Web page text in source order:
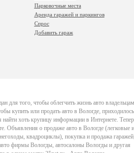
Парковочные места
Аренда гаражей и паркингов
Спрос
Добавить гараж
для того, чтобы облегчить жизнь авто владельцам
купить или продать авто в Вологде, приходилось
найти хоть крупицу информации в Интернете.
Объявления о продаже авто в Вологде (легковые и
квадроциклы), покупка и продажа
фирмы Вологды, автосалоны Вологды и другая